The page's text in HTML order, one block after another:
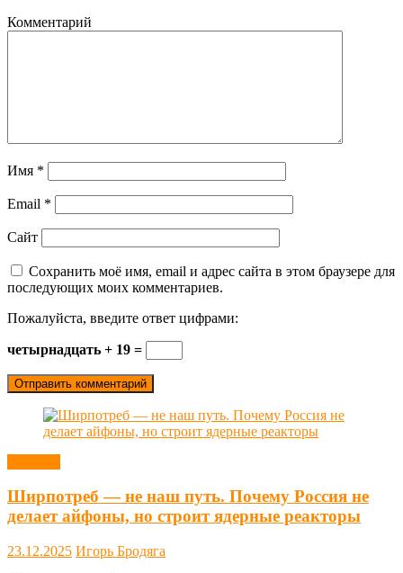
Комментарий
Имя *
Email *
Сайт
Сохранить моё имя, email и адрес сайта в этом браузере для
последующих моих комментариев.
Пожалуйста, введите ответ цифрами:
четырнадцать + 19 =
Ширпотреб — не наш путь. Почему Россия не
делает айфоны, но строит ядерные реакторы
23.12.2025 Игорь Бродяга